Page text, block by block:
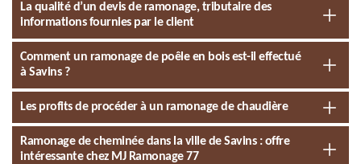
La qualité d’un devis de ramonage, tributaire des
informations fournies par le client
Comment un ramonage de poêle en bois est-il effectué
à Savins ?
Les profits de procéder à un ramonage de chaudière
Ramonage de cheminée dans la ville de Savins : offre
intéressante chez MJ Ramonage 77